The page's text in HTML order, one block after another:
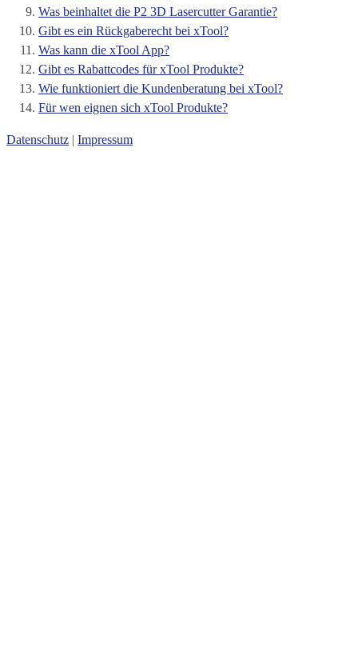
Was beinhaltet die P2 3D Lasercutter Garantie?
Gibt es ein Rückgaberecht bei xTool?
Was kann die xTool App?
Gibt es Rabattcodes für xTool Produkte?
Wie funktioniert die Kundenberatung bei xTool?
Für wen eignen sich xTool Produkte?
Datenschutz | Impressum